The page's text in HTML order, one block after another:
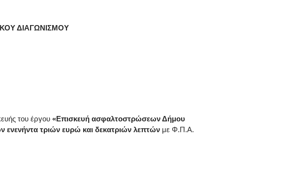
ΔΙΑΓΩΝΙΣΜΟΥ
του έργου «Επισκευή ασφαλτοστρώσεων Δήμου
ενενήντα τριών ευρώ και δεκατριών λεπτών με Φ.Π.Α.